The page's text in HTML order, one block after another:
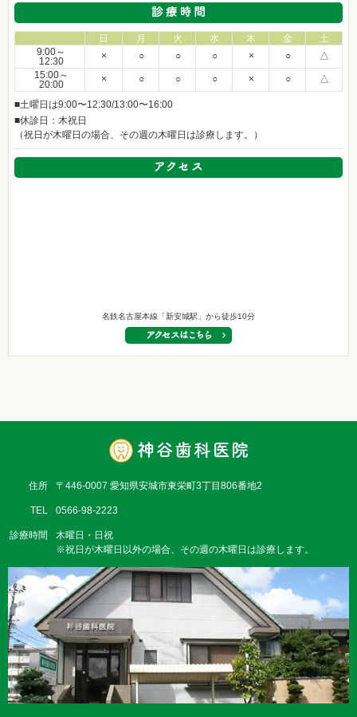
日 月 火 水 木 金
土
9:00～
12:30
× ○ ○ ○ × ○
△
15:00～
20:00
× ○ ○ ○ × ○ △
■土曜日は9:00〜12:30/13:00〜16:00
■休診日：木祝日
（祝日が木曜日の場合、その週の木曜日は診療します。）
名鉄名古屋本線「新安城駅」から徒歩10分
住所 〒446-0007 愛知県安城市東栄町3丁目806番地2
TEL 0566-98-2223
診療時間
木曜日・日祝
※祝日が木曜日以外の場合、その週の木曜日は診療します。